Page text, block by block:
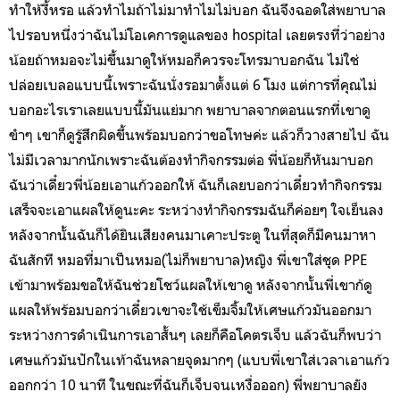
ทำให้งี้หรอ แล้วทำไมถ้าไม่มาทำไมไม่บอก ฉันจึงฉอดใส่พยาบาล
ไปรอบหนึ่งว่าฉันไม่โอเคการดูแลของ hospital เลยตรงที่ว่าอย่าง
น้อยถ้าหมอจะไม่ขึ้นมาดูให้หมอก็ควรจะโทรมาบอกฉัน ไม่ใช่
ปล่อยเบลอแบบนี้เพราะฉันนั่งรอมาตั้งแต่ 6 โมง แต่การที่คุณไม่
บอกอะไรเราเลยแบบนี้มันแย่มาก พยาบาลจากตอนแรกที่เขาดู
ขำๆ เขาก็ดูรู้สึกผิดขึ้นพร้อมบอกว่าขอโทษค่ะ แล้วก็วางสายไป ฉัน
ไม่มีเวลามากนักเพราะฉันต้องทำกิจกรรมต่อ พี่น้อยก็หันมาบอก
ฉันว่าเดี๋ยวพี่น้อยเอาแก้วออกให้ ฉันก็เลยบอกว่าเดี๋ยวทำกิจกรรม
เสร็จจะเอาแผลให้ดูนะคะ ระหว่างทำกิจกรรมฉันก็ค่อยๆ ใจเย็นลง
หลังจากนั้นฉันก็ได้ยินเสียงคนมาเคาะประตู ในที่สุดก็มีคนมาหา
ฉันสักที หมอที่มาเป็นหมอ(ไม่ก็พยาบาล)หญิง พี่เขาใส่ชุด PPE
เข้ามาพร้อมขอให้ฉันช่วยโชว์แผลให้เขาดู หลังจากนั้นพี่เขาก้ดู
แผลให้พร้อมบอกว่าเดี๋ยวเขาจะใช้เข็มจิ้มให้เศษแก้วมันออกมา
ระหว่างการดำเนินการเอาสั้นๆ เลยก็คือโคตรเจ็บ แล้วฉันก็พบว่า
เศษแก้วมันปักในเท้าฉันหลายจุดมากๆ (แบบพี่เขาใส่เวลาเอาแก้ว
ออกกว่า 10 นาที ในขณะที่ฉันก็เจ็บจนเหงื่อออก) พี่พยาบาลยัง